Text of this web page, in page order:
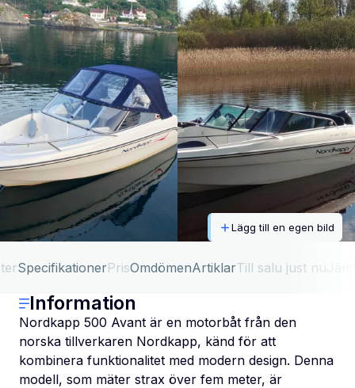
Lägg till en egen bild
SpecifikationerPrisOmdömenArtiklarTill salu just nu
Information
Nordkapp 500 Avant är en motorbåt från den
norska tillverkaren Nordkapp, känd för att
kombinera funktionalitet med modern design. Denna
modell, som mäter strax över fem meter, är